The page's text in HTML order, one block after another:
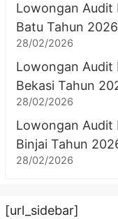
Lowongan Audit
Batu Tahun 2026
28/02/2026
Lowongan Audit
Bekasi Tahun
28/02/2026
Lowongan Audit
Binjai Tahun
28/02/2026
[url_sidebar]